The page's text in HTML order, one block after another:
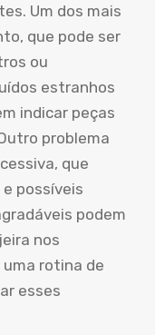
Um dos mais
que pode ser
ou
estranhos
indicar peças
problema
que
possíveis
podem
nos
rotina de
esses